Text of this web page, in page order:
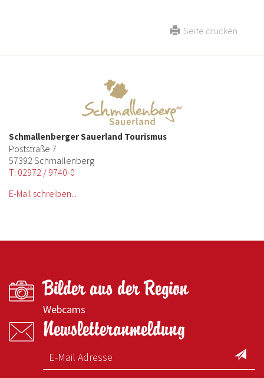
Seite drucken
Schmallenberger Sauerland Tourismus
Poststraße 7
57392 Schmallenberg
T: 02972 / 9740-0
E-Mail schreiben...
Bilder aus der Region
Webcams
Newsletteranmeldung